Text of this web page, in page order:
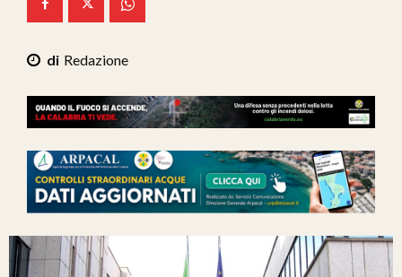
We Calabria
Redazione